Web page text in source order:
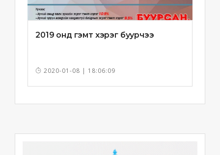
2019 онд гэмт хэрэг буурчээ
2020-01-08 | 18:06:09